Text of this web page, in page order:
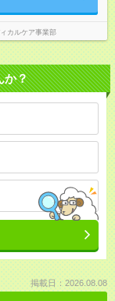
カルケア事業部
か？
掲載日：2026.08.08